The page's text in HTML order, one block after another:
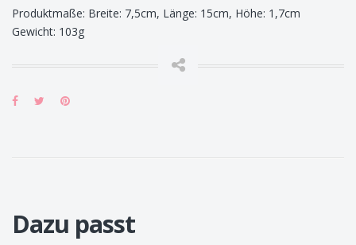
Produktmaße: Breite: 7,5cm, Länge: 15cm, Höhe: 1,7cm
Gewicht: 103g
Dazu passt